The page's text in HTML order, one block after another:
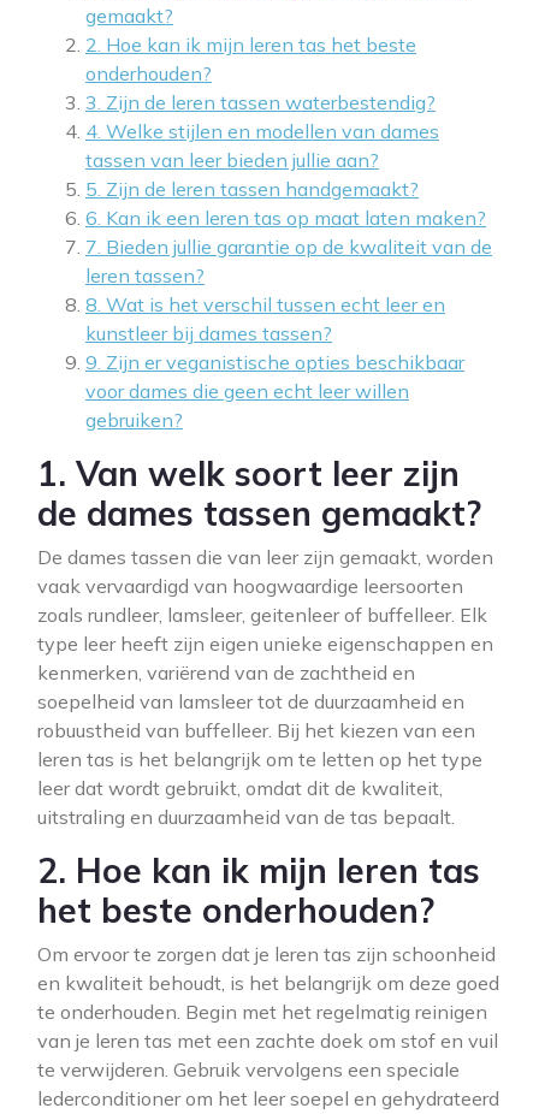
gemaakt?
2. Hoe kan ik mijn leren tas het beste
onderhouden?
3. Zijn de leren tassen waterbestendig?
4. Welke stijlen en modellen van dames
tassen van leer bieden jullie aan?
5. Zijn de leren tassen handgemaakt?
6. Kan ik een leren tas op maat laten maken?
7. Bieden jullie garantie op de kwaliteit van de
leren tassen?
8. Wat is het verschil tussen echt leer en
kunstleer bij dames tassen?
9. Zijn er veganistische opties beschikbaar
voor dames die geen echt leer willen
gebruiken?
1. Van welk soort leer zijn
de dames tassen gemaakt?
De dames tassen die van leer zijn gemaakt, worden
vaak vervaardigd van hoogwaardige leersoorten
zoals rundleer, lamsleer, geitenleer of buffelleer. Elk
type leer heeft zijn eigen unieke eigenschappen en
kenmerken, variërend van de zachtheid en
soepelheid van lamsleer tot de duurzaamheid en
robuustheid van buffelleer. Bij het kiezen van een
leren tas is het belangrijk om te letten op het type
leer dat wordt gebruikt, omdat dit de kwaliteit,
uitstraling en duurzaamheid van de tas bepaalt.
2. Hoe kan ik mijn leren tas
het beste onderhouden?
Om ervoor te zorgen dat je leren tas zijn schoonheid
en kwaliteit behoudt, is het belangrijk om deze goed
te onderhouden. Begin met het regelmatig reinigen
van je leren tas met een zachte doek om stof en vuil
te verwijderen. Gebruik vervolgens een speciale
lederconditioner om het leer soepel en gehydrateerd